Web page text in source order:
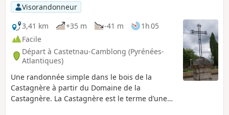
Visorandonneur
3,41 km
+35 m -41 m
1h 05
Facile
Départ à Castetnau-Camblong (Pyrénées-
Atlantiques)
Une randonnée simple dans le bois de la
Castagnère à partir du Domaine de la
Castagnère. La Castagnère est le terme d’une